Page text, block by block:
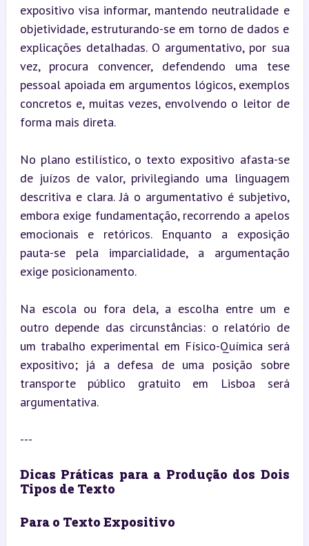
expositivo visa informar, mantendo neutralidade e
objetividade, estruturando-se em torno de dados e
explicações detalhadas. O argumentativo, por sua
vez, procura convencer, defendendo uma tese
pessoal apoiada em argumentos lógicos, exemplos
concretos e, muitas vezes, envolvendo o leitor de
forma mais direta.
No plano estilístico, o texto expositivo afasta-se
de juízos de valor, privilegiando uma linguagem
descritiva e clara. Já o argumentativo é subjetivo,
embora exige fundamentação, recorrendo a apelos
emocionais e retóricos. Enquanto a exposição
pauta-se pela imparcialidade, a argumentação
exige posicionamento.
Na escola ou fora dela, a escolha entre um e
outro depende das circunstâncias: o relatório de
um trabalho experimental em Físico-Química será
expositivo; já a defesa de uma posição sobre
transporte público gratuito em Lisboa será
argumentativa.
---
Dicas Práticas para a Produção dos Dois
Tipos de Texto
Para o Texto Expositivo